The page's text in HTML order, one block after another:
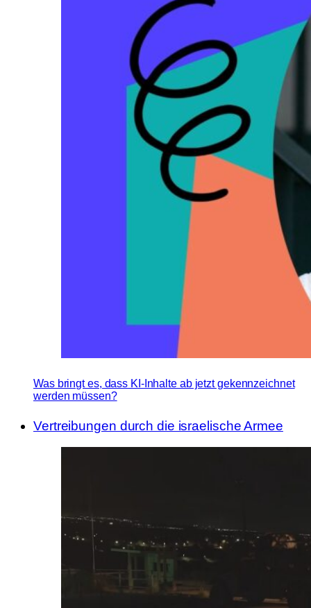
Was bringt es, dass KI-Inhalte ab jetzt gekennzeichnet
werden müssen?
Vertreibungen durch die israelische Armee